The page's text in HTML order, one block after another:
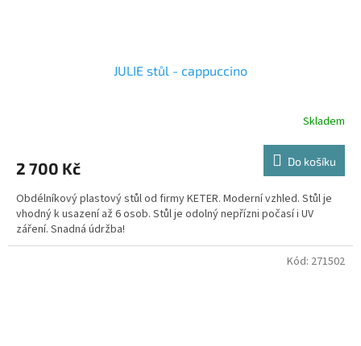
JULIE stůl - cappuccino
Skladem
2 700 Kč Do košíku
Obdélníkový plastový stůl od firmy KETER. Moderní vzhled. Stůl je
vhodný k usazení až 6 osob. Stůl je odolný nepřízni počasí i UV
záření. Snadná údržba!
Kód: 271502